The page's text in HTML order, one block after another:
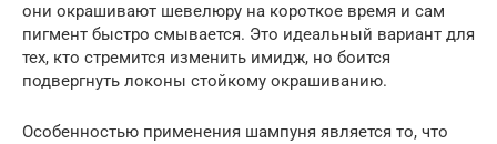
они окрашивают шевелюру на короткое время и сам
пигмент быстро смывается. Это идеальный вариант для
тех, кто стремится изменить имидж, но боится
подвергнуть локоны стойкому окрашиванию.
Особенностью применения шампуня является то, что